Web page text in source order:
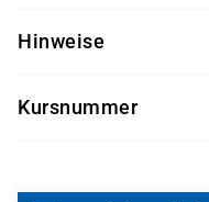
Instandhaltung
Hinweise
Kursnummer